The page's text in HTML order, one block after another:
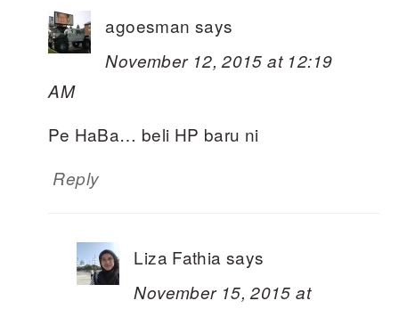
agoesman says
November 12, 2015 at 12:19
AM
Pe HaBa… beli HP baru ni
Reply
Liza Fathia says
November 15, 2015 at